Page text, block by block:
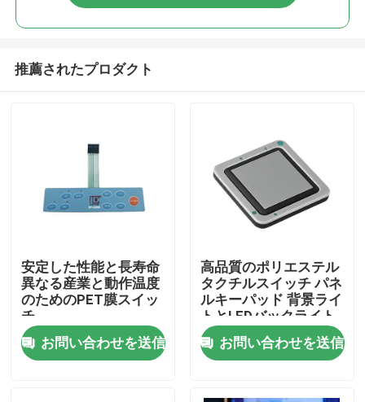
推薦されたプロダクト
安定した性能と長寿命
異なる産業と動作温度
のためのPET膜スイッ
チ
お問い合わせを送信
高品質のポリエステル
タクチルスイッチ パネ
ルキーパッド 背景ライ
トとLEDバックライト
オプションなし
お問い合わせを送信